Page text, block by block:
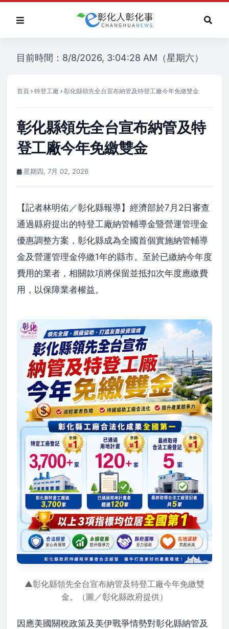
目前時間：8/8/2026, 3:04:28 AM（星期六）
首頁 特登工廠 彰化縣領先全台宣布納管及特登工廠今年免繳雙金
彰化縣領先全台宣布納管及特
登工廠今年免繳雙金
星期四, 7月 02, 2026
【記者林明佑／彰化縣報導】經濟部於7月2日審查
通過縣府提出的特登工廠納管輔導金暨營運管理金
優惠調整方案，彰化縣成為全國首個實施納管輔導
金及營運管理金停繳1年的縣市。至於已繳納今年度
費用的業者，相關款項將保留並抵扣次年度應繳費
用，以保障業者權益。
▲彰化縣領先全台宣布納管及特登工廠今年免繳雙
金。（圖／彰化縣政府提供）
因應美國關稅政策及美伊戰爭情勢對彰化縣納管及